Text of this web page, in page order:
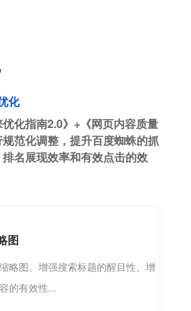
化
化指南2.0》+《网页内容质量
范化调整，提升百度蜘蛛的抓
名展现效率和有效点击的效
图
略图、增强搜索标题的醒目性、增
的有效性...